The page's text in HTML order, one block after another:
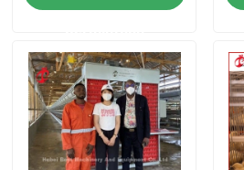
Kandang ayam ayam pedaging
Kandang Ayam Brooder